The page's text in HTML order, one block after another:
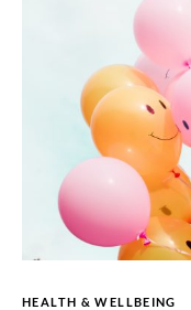
HEALTH & WELLBEING